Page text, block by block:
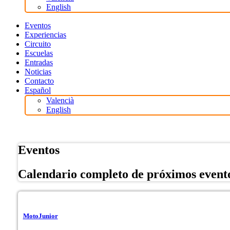
English
Eventos
Experiencias
Circuito
Escuelas
Entradas
Noticias
Contacto
Español
Valencià
English
Eventos
Calendario completo de próximos
MotoJunior